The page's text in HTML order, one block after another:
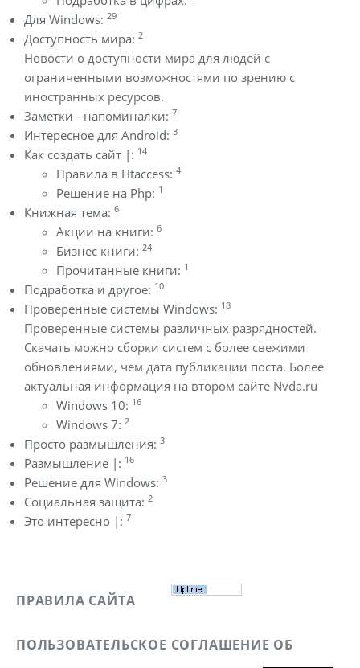
Для Windows: 29
Доступность мира: 2
Новости о доступности мира для людей с
ограниченными возможностями по зрению с
иностранных ресурсов.
Заметки - напоминалки: 7
Интересное для Android: 3
Как создать сайт |: 14
Правила в Htaccess: 4
Решение на Php: 1
Книжная тема: 6
Акции на книги: 6
Бизнес книги: 24
Прочитанные книги: 1
Подработка и другое: 10
Проверенные системы Windows: 18
Проверенные системы различных разрядностей.
Скачать можно сборки систем с более свежими
обновлениями, чем дата публикации поста. Более
актуальная информация на втором сайте Nvda.ru
Windows 10: 16
Windows 7: 2
Просто размышления: 3
Размышление |: 16
Решение для Windows: 3
Социальная защита: 2
Это интересно |: 7
ПРАВИЛА САЙТА
ПОЛЬЗОВАТЕЛЬСКОЕ СОГЛАШЕНИЕ ОБ